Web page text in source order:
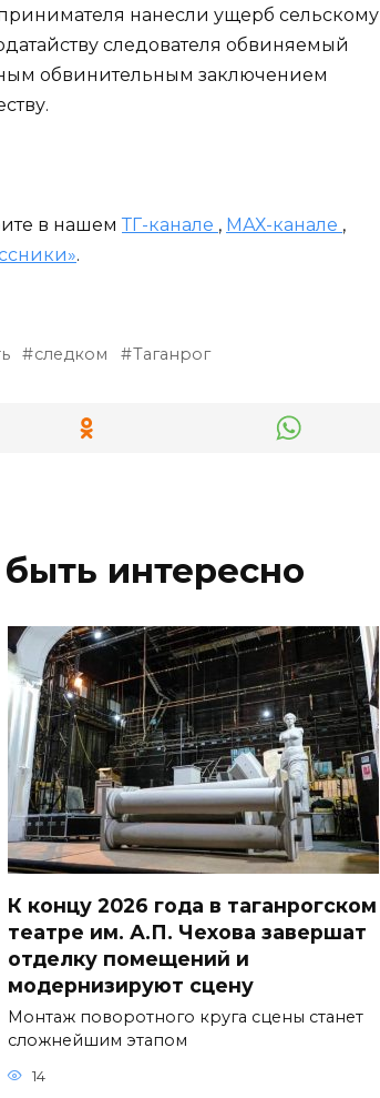
нанесли ущерб сельскому
следователя обвиняемый
обвинительным заключением
в нашем ТГ-канале , МАХ-канале ,
.
следком Таганрог
интересно
К концу 2026 года в таганрогском
театре им. А.П. Чехова завершат
отделку помещений и
модернизируют сцену
Монтаж поворотного круга сцены станет
сложнейшим этапом
14